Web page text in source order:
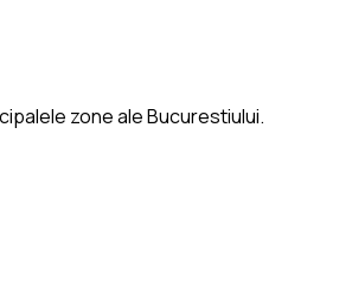
zone ale Bucurestiului.